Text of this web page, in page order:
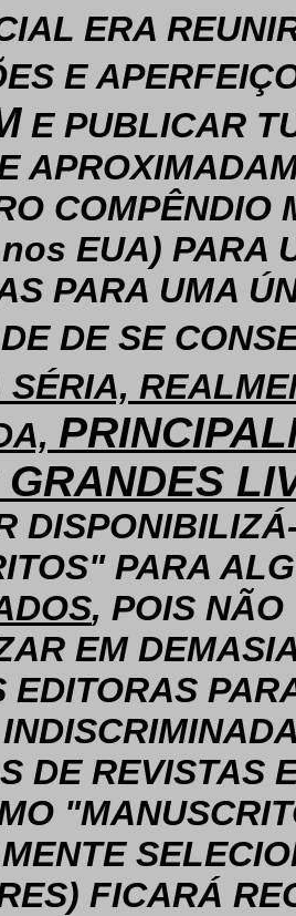
ERA
E
E PUBLICAR
EUA) PARA
PARA UMA
DE SE
SÉRIA,
GRANDES
PARA
, POIS NÃO
EM
EDITORAS
DE REVISTAS
FICARÁ